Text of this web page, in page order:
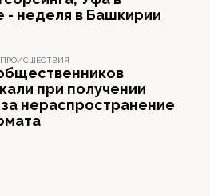
- неделя в Башкирии
ПРОИСШЕСТВИЯ
при получении
за нераспространение